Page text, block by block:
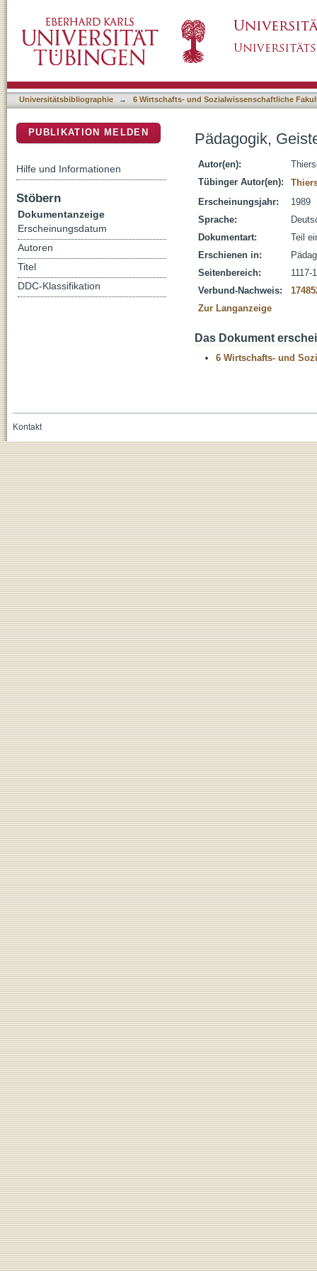
Universitätsbibliographie → 6 Wirtschafts- und Sozialwissenschaftliche
Pädagogik,
Autor(en):
Tübinger Autor(en):
Erscheinungsjahr:
1989
Sprache:
Dokumentart:
Teil
Erschienen in:
Seitenbereich:
1117-
Verbund-Nachweis:
Zur Langanzeige
Das Dokument
6 Wirtschafts- und
PUBLIKATION MELDEN
Hilfe und Informationen
Stöbern
Dokumentanzeige
Erscheinungsdatum
Autoren
Titel
DDC-Klassifikation
Kontakt